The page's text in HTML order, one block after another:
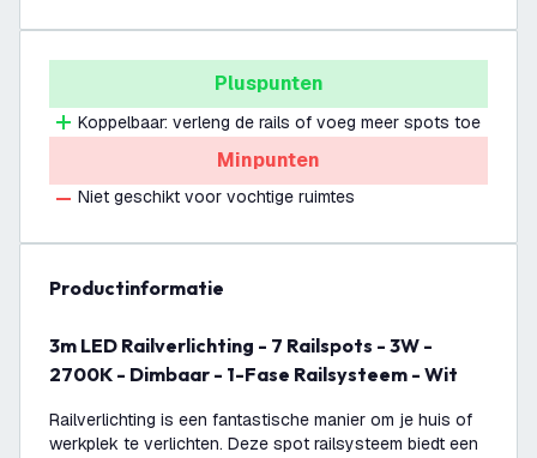
Pluspunten
Koppelbaar: verleng de rails of voeg meer spots toe
Minpunten
Niet geschikt voor vochtige ruimtes
productinformatie
3m LED Railverlichting - 7 Railspots - 3W -
2700K - Dimbaar - 1-Fase Railsysteem - Wit
Railverlichting is een fantastische manier om je huis of
werkplek te verlichten. Deze spot railsysteem biedt een